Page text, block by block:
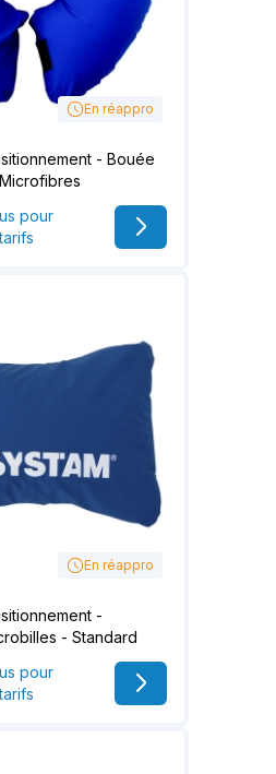
En réappro
- Bouée
pour
En réappro
-
- Standard
pour